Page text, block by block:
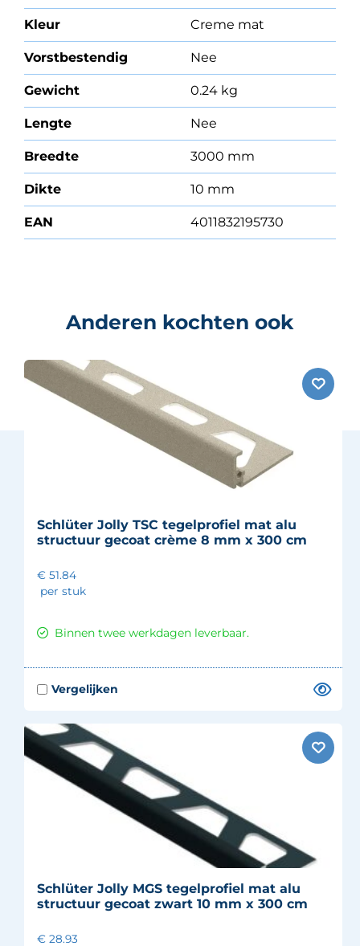
Kleur Creme mat
Vorstbestendig Nee
Gewicht 0.24 kg
Lengte Nee
Breedte 3000 mm
Dikte 10 mm
EAN 4011832195730
Anderen kochten ook
Schlüter Jolly TSC tegelprofiel mat alu
structuur gecoat crème 8 mm x 300 cm
€ 51.84
per stuk
Binnen twee werkdagen leverbaar.
Schlüter Jolly MGS tegelprofiel mat alu
structuur gecoat zwart 10 mm x 300 cm
€ 28.93